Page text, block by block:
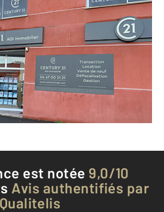
21 AGI Immobilier
la Paix Route d'Agde
- 34120
Envoyer un message
à l'agence
est notée 9,0/10
Avis authentifiés par
Qualitelis